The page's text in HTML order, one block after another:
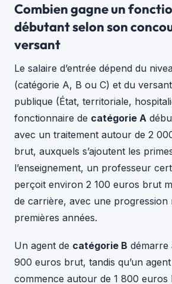
Combien gagne un
débutant selon son
versant
Le salaire d’entrée dépend du
(catégorie A, B ou C) et du
publique (État, territoriale,
fonctionnaire de catégorie A
avec un traitement autour de 2
brut, auxquels s’ajoutent les
l’enseignement, un professeur
perçoit environ 2 100 euros brut
de carrière, avec une progression
premières années.
Un agent de catégorie B démarre
900 euros brut, tandis qu’un
commence autour de 1 800 euros